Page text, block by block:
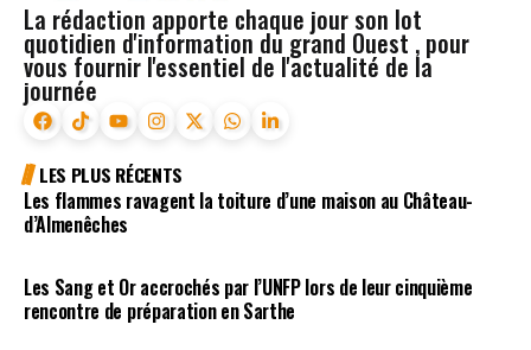
La rédaction apporte chaque jour son lot
quotidien d'information du grand Ouest , pour
vous fournir l'essentiel de l'actualité de la
journée
LES PLUS RÉCENTS
Les flammes ravagent la toiture d’une maison au Château-
d’Almenêches
Les Sang et Or accrochés par l’UNFP lors de leur cinquième
rencontre de préparation en Sarthe